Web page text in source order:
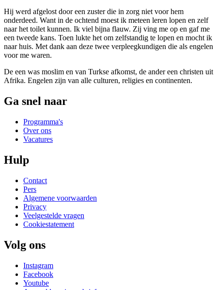
Hij werd afgelost door een zuster die in zorg niet voor hem
onderdeed. Want in de ochtend moest ik meteen leren lopen en zelf
naar het toilet kunnen. Ik viel bijna flauw. Zij ving me op en gaf me
een tweede kans. Toen lukte het om zelfstandig te lopen en mocht ik
naar huis. Met dank aan deze twee verpleegkundigen die als engelen
voor me waren.
De een was moslim en van Turkse afkomst, de ander een christen uit
Afrika. Engelen zijn van alle culturen, religies en continenten.
Ga snel naar
Programma's
Over ons
Vacatures
Hulp
Contact
Pers
Algemene voorwaarden
Privacy
Veelgestelde vragen
Cookiestatement
Volg ons
Instagram
Facebook
Youtube